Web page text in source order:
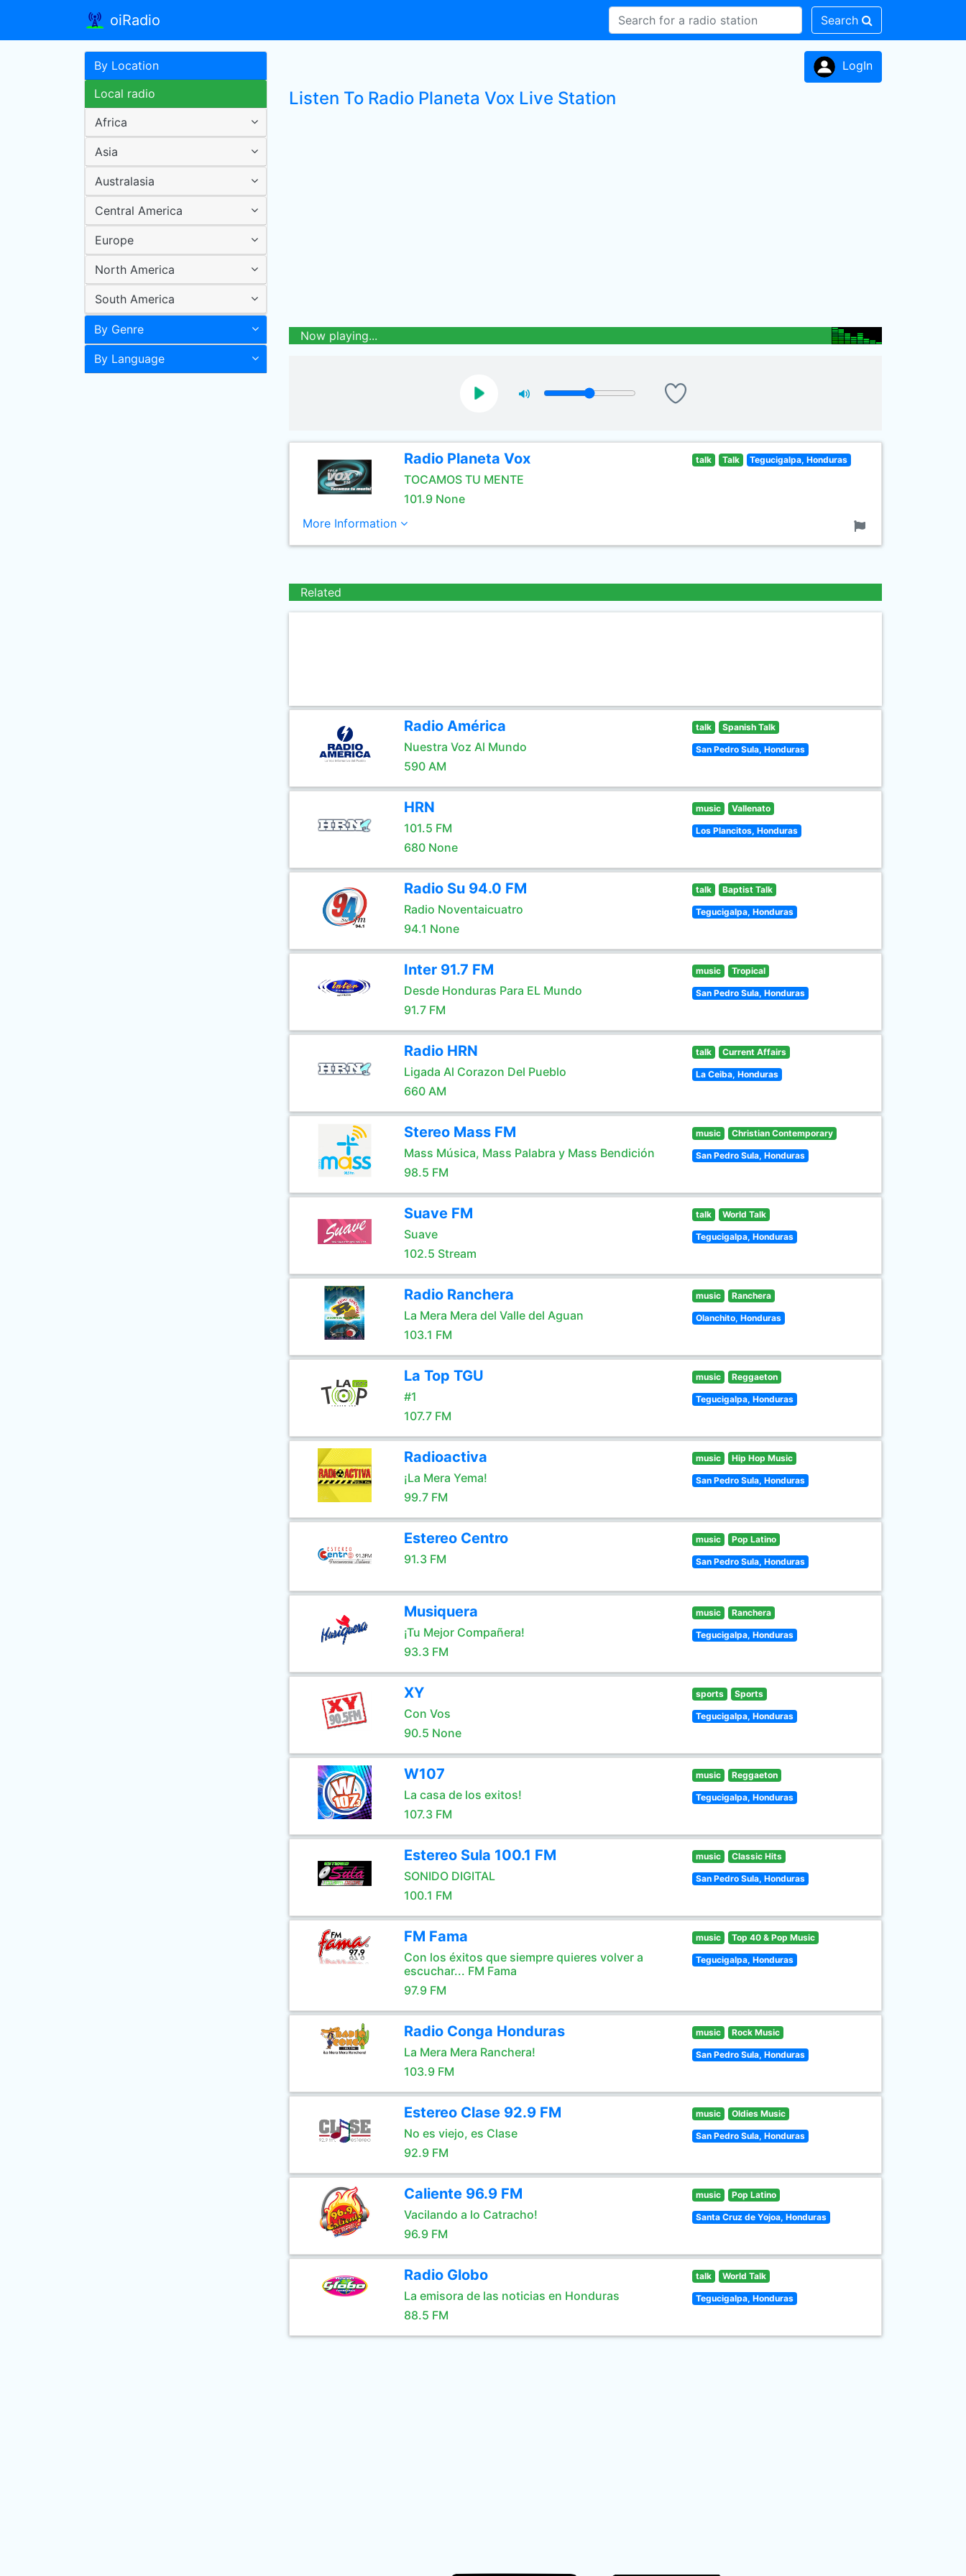
oiRadio Search
By Location
Local radio
Africa
Asia
Australasia
Central America
Europe
North America
South America
By Genre
By Language
LogIn
Listen To Radio Planeta Vox Live Station
Now playing...
Radio Planeta Vox
TOCAMOS TU MENTE
101.9 None
talk Talk Tegucigalpa, Honduras
More Information
Related
Radio América
Nuestra Voz Al Mundo
590 AM
talk Spanish Talk
San Pedro Sula, Honduras
HRN
101.5 FM
680 None
music Vallenato
Los Plancitos, Honduras
Radio Su 94.0 FM
Radio Noventaicuatro
94.1 None
talk Baptist Talk
Tegucigalpa, Honduras
Inter 91.7 FM
Desde Honduras Para EL Mundo
91.7 FM
music Tropical
San Pedro Sula, Honduras
Radio HRN
Ligada Al Corazon Del Pueblo
660 AM
talk Current Affairs
La Ceiba, Honduras
Stereo Mass FM
Mass Música, Mass Palabra y Mass Bendición
98.5 FM
music Christian Contemporary
San Pedro Sula, Honduras
Suave FM
Suave
102.5 Stream
talk World Talk
Tegucigalpa, Honduras
Radio Ranchera
La Mera Mera del Valle del Aguan
103.1 FM
music Ranchera
Olanchito, Honduras
La Top TGU
#1
107.7 FM
music Reggaeton
Tegucigalpa, Honduras
Radioactiva
¡La Mera Yema!
99.7 FM
music Hip Hop Music
San Pedro Sula, Honduras
Estereo Centro
91.3 FM
music Pop Latino
San Pedro Sula, Honduras
Musiquera
¡Tu Mejor Compañera!
93.3 FM
music Ranchera
Tegucigalpa, Honduras
XY
Con Vos
90.5 None
sports Sports
Tegucigalpa, Honduras
W107
La casa de los exitos!
107.3 FM
music Reggaeton
Tegucigalpa, Honduras
Estereo Sula 100.1 FM
SONIDO DIGITAL
100.1 FM
music Classic Hits
San Pedro Sula, Honduras
FM Fama
Con los éxitos que siempre quieres volver a
escuchar... FM Fama
97.9 FM
music Top 40 & Pop Music
Tegucigalpa, Honduras
Radio Conga Honduras
La Mera Mera Ranchera!
103.9 FM
music Rock Music
San Pedro Sula, Honduras
Estereo Clase 92.9 FM
No es viejo, es Clase
92.9 FM
music Oldies Music
San Pedro Sula, Honduras
Caliente 96.9 FM
Vacilando a lo Catracho!
96.9 FM
music Pop Latino
Santa Cruz de Yojoa, Honduras
Radio Globo
La emisora de las noticias en Honduras
88.5 FM
talk World Talk
Tegucigalpa, Honduras